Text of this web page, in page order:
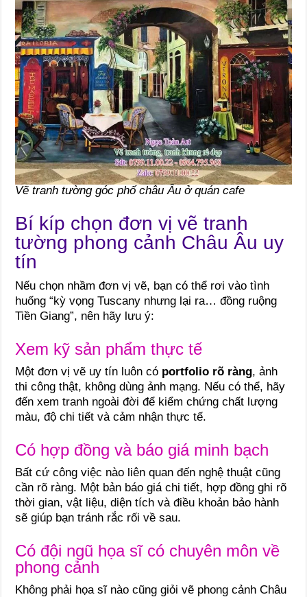
Vẽ tranh tường góc phố châu Âu ở quán cafe
Bí kíp chọn đơn vị vẽ tranh
tường phong cảnh Châu Âu uy
tín
Nếu chọn nhầm đơn vị vẽ, bạn có thể rơi vào tình
huống “kỳ vọng Tuscany nhưng lại ra… đồng ruộng
Tiền Giang”, nên hãy lưu ý:
Xem kỹ sản phẩm thực tế
Một đơn vị vẽ uy tín luôn có portfolio rõ ràng, ảnh
thi công thật, không dùng ảnh mạng. Nếu có thể, hãy
đến xem tranh ngoài đời để kiểm chứng chất lượng
màu, độ chi tiết và cảm nhận thực tế.
Có hợp đồng và báo giá minh bạch
Bất cứ công việc nào liên quan đến nghệ thuật cũng
cần rõ ràng. Một bản báo giá chi tiết, hợp đồng ghi rõ
thời gian, vật liệu, diện tích và điều khoản bảo hành
sẽ giúp bạn tránh rắc rối về sau.
Có đội ngũ họa sĩ có chuyên môn về
phong cảnh
Không phải họa sĩ nào cũng giỏi vẽ phong cảnh Châu